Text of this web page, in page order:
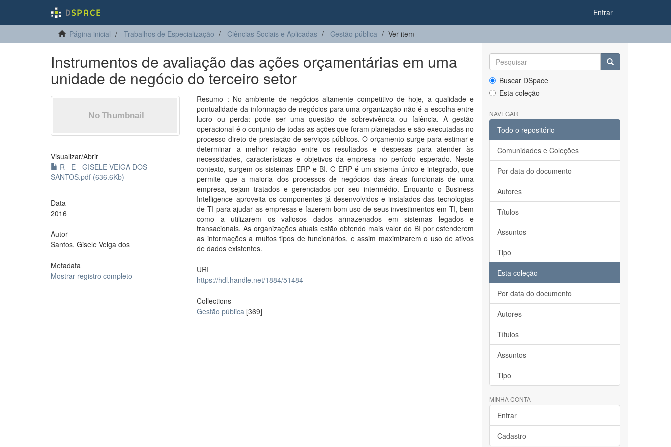
Entrar
Página inicial Trabalhos de Especialização Ciências Sociais e Aplicadas Gestão pública Ver item
Instrumentos de avaliação das ações orçamentárias em uma
unidade de negócio do terceiro setor
Visualizar/Abrir
R - E - GISELE VEIGA DOS
SANTOS.pdf (636.6Kb)
Data
2016
Autor
Santos, Gisele Veiga dos
Metadata
Mostrar registro completo
Resumo : No ambiente de negócios altamente competitivo de hoje, a qualidade e
pontualidade da informação de negócios para uma organização não é a escolha entre
lucro ou perda: pode ser uma questão de sobrevivência ou falência. A gestão
operacional é o conjunto de todas as ações que foram planejadas e são executadas no
processo direto de prestação de serviços públicos. O orçamento surge para estimar e
determinar a melhor relação entre os resultados e despesas para atender às
necessidades, características e objetivos da empresa no período esperado. Neste
contexto, surgem os sistemas ERP e BI. O ERP é um sistema único e integrado, que
permite que a maioria dos processos de negócios das áreas funcionais de uma
empresa, sejam tratados e gerenciados por seu intermédio. Enquanto o Business
Intelligence aproveita os componentes já desenvolvidos e instalados das tecnologias
de TI para ajudar as empresas e fazerem bom uso de seus investimentos em TI, bem
como a utilizarem os valiosos dados armazenados em sistemas legados e
transacionais. As organizações atuais estão obtendo mais valor do BI por estenderem
as informações a muitos tipos de funcionários, e assim maximizarem o uso de ativos
de dados existentes.
URI
https://hdl.handle.net/1884/51484
Collections
Gestão pública [369]
Buscar DSpace
Esta coleção
NAVEGAR
Todo o repositório
Comunidades e Coleções
Por data do documento
Autores
Títulos
Assuntos
Tipo
Esta coleção
Por data do documento
Autores
Títulos
Assuntos
Tipo
MINHA CONTA
Entrar
Cadastro